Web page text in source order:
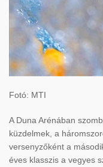
Fotó: MTI
A Duna Arénában
küzdelmek, a
versenyzőként a
éves klasszis a vegyes